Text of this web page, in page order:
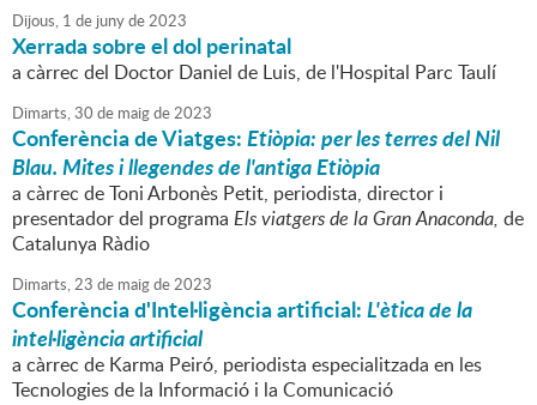
Dijous, 1 de junyde2023
Xerrada sobre el dol perinatal
a càrrec del Doctor Daniel de Luis, de l'Hospital Parc Taulí
Dimarts,30 de maigde2023
Conferència de Viatges:Etiòpia: per les terres del Nil
Blau. Mites i llegendes de l'antiga Etiòpia
a càrrec de Toni Arbonès Petit, periodista, director i
presentador del programa Els viatgers de la Gran Anaconda, de
Catalunya Ràdio
Dimarts,23 de maigde2023
Conferència d'Intel·ligència artificial:L'ètica de la
intel·ligència artificial
a càrrec de Karma Peiró, periodista especialitzada en les
Tecnologies de la Informació i la Comunicació